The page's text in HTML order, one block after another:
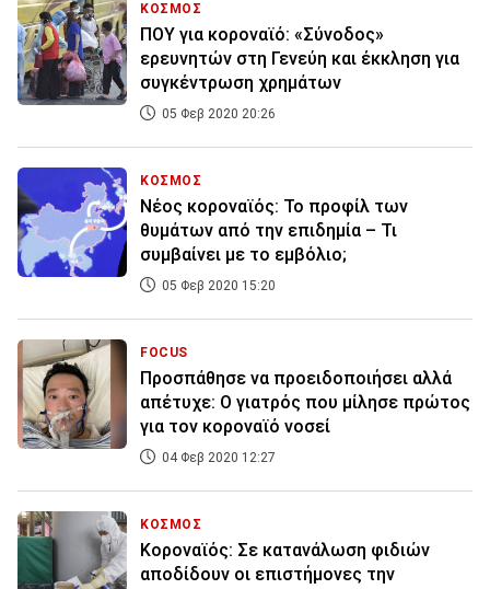
ΚΟΣΜΟΣ
ΠΟΥ για κοροναϊό: «Σύνοδος»
ερευνητών στη Γενεύη και έκκληση για
συγκέντρωση χρημάτων
05 Φεβ 2020 20:26
ΚΟΣΜΟΣ
Νέος κοροναϊός: Το προφίλ των
θυμάτων από την επιδημία – Τι
συμβαίνει με το εμβόλιο;
05 Φεβ 2020 15:20
FOCUS
Προσπάθησε να προειδοποιήσει αλλά
απέτυχε: Ο γιατρός που μίλησε πρώτος
για τον κοροναϊό νοσεί
04 Φεβ 2020 12:27
ΚΟΣΜΟΣ
Κοροναϊός: Σε κατανάλωση φιδιών
αποδίδουν οι επιστήμονες την